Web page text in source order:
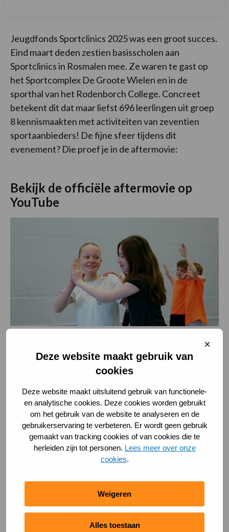
Deze website maakt gebruik van
cookies
Deze website maakt uitsluitend gebruik van functionele-
en analytische cookies. Deze cookies worden gebruikt
om het gebruik van de website te analyseren en de
gebruikerservaring te verbeteren. Er wordt geen gebruik
gemaakt van tracking cookies of van cookies die te
herleiden zijn tot personen. Lees meer over onze
cookies.
Weigeren
Alles toestaan
Sluit
Jeugdfonds Sportclinics 2025 was een groot succes.
Eind maart deden zestien basisscholen aan
Sportclinics in Rosmalen mee. Ze waren te gast op
het Sportcomplex De Groote Wielen en in de
sporthal van het Rodenborch College. Concreet
betekent dit dat maar liefst 696 leerlingen uit groep
8 kennismaakten met activiteiten van zeventien
sportaanbieders! De fijne sfeer tijdens dit
evenement? Die proef je in de aftermovie:
Bekijk de officiële aftermovie op
YouTube
De scholen die meededen:
De Hoven, De Hoogakker, KC de Troubadour, KC de
Ontluiking, KC de Masten, EC ’t Sparrenbos, KC de
Hobbit, KC ’t Wikveld, Campus aan de Lanen, KC de
Terp, Mariaschool, KC ’t IJzeren Kind en
Wittering.nl.
Een groot dankjewel aan de
sportaanbieders:
Nederlands Handbal Verbond, TVV Never Despair,